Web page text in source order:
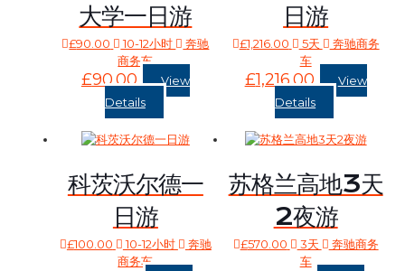
大学一日游
£90.00 10-12小时
奔驰
商务车
£90.00
View
Details
日游
£1,216.00 5天
奔驰商务
车
£1,216.00
View
Details
科茨沃尔德一
日游
£100.00 10-12小时
奔驰
商务车
苏格兰高地3天
2夜游
£570.00 3天
奔驰商务
车